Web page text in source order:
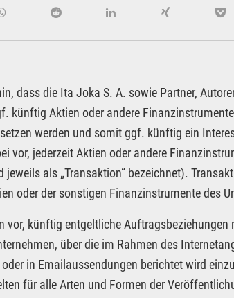
dass die Ita Joka S. A. sowie Partner,
künftig Aktien oder andere
werden und somit ggf. künftig ein
vor, jederzeit Aktien oder andere
als „Transaktion“ bezeichnet).
oder der sonstigen Finanzinstrumente des
vor, künftig entgeltliche
über die im Rahmen des
in Emailaussendungen berichtet wird
für alle Arten und Formen der